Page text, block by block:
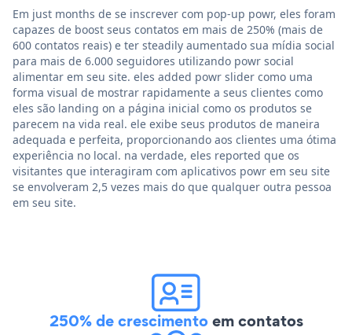
Em just months de se inscrever com pop-up powr, eles foram
capazes de boost seus contatos em mais de 250% (mais de
600 contatos reais) e ter steadily aumentado sua mídia social
para mais de 6.000 seguidores utilizando powr social
alimentar em seu site. eles added powr slider como uma
forma visual de mostrar rapidamente a seus clientes como
eles são landing on a página inicial como os produtos se
parecem na vida real. ele exibe seus produtos de maneira
adequada e perfeita, proporcionando aos clientes uma ótima
experiência no local. na verdade, eles reported que os
visitantes que interagiram com aplicativos powr em seu site
se envolveram 2,5 vezes mais do que qualquer outra pessoa
em seu site.
250% de crescimentoem contatos